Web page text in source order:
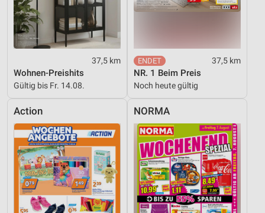
37,5 km
Wohnen-Preishits
Gültig bis Fr. 14.08.
37,5 km
NR. 1 Beim Preis
Noch heute gültig
Action NORMA